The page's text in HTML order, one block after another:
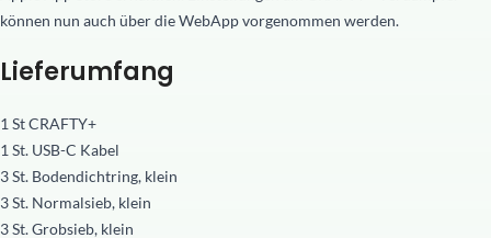
können nun auch über die WebApp vorgenommen werden.
Lieferumfang
1 St CRAFTY+
1 St. USB-C Kabel
3 St. Bodendichtring, klein
3 St. Normalsieb, klein
3 St. Grobsieb, klein